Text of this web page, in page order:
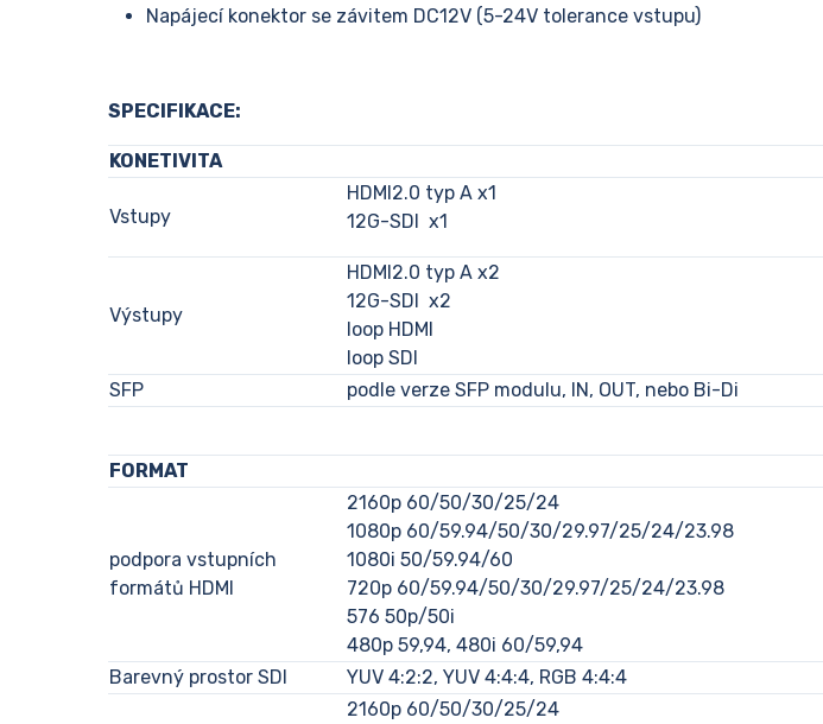
Napájecí konektor se závitem DC12V (5-24V tolerance vstupu)
SPECIFIKACE:
KONETIVITA
Vstupy
HDMI2.0 typ A x1
12G-SDI x1
Výstupy
HDMI2.0 typ A x2
12G-SDI x2
loop HDMI
loop SDI
SFP
podle verze SFP modulu, IN, OUT, nebo Bi-Di
FORMAT
podpora vstupních
formátů HDMI
2160p 60/50/30/25/24
1080p 60/59.94/50/30/29.97/25/24/23.98
1080i 50/59.94/60
720p 60/59.94/50/30/29.97/25/24/23.98
576 50p/50i
480p 59,94, 480i 60/59,94
Barevný prostor SDI
YUV 4:2:2, YUV 4:4:4, RGB 4:4:4
2160p 60/50/30/25/24